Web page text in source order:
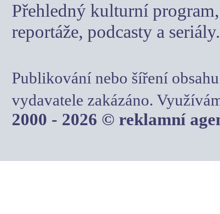
Přehledný kulturní
reportáže, podcasty a seriály.
Publikování nebo šíření
vydavatele zakázáno.
2000 - 2026 © reklamní